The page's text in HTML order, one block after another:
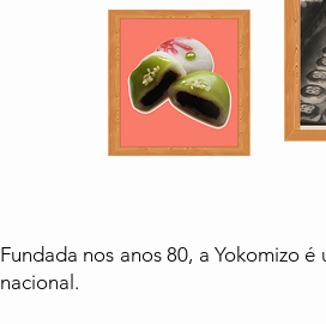
Fundada nos anos 80, a Yokomizo
nacional.